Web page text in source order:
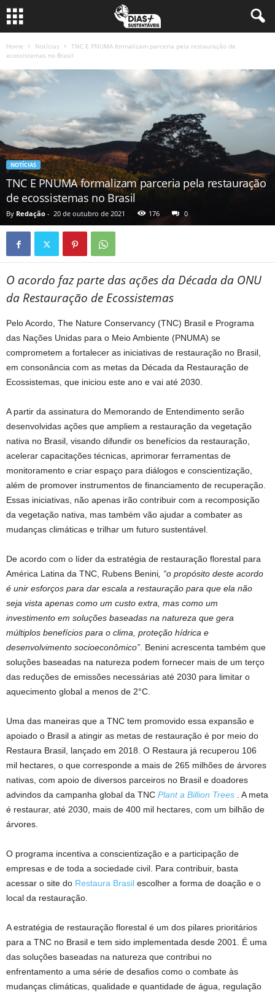
Home Notícias
TNC E PNUMA formalizam parceria pela restauração de
ecossistemas no Brasil
NOTÍCIAS
TNC E PNUMA formalizam parceria pela restauração
de ecossistemas no Brasil
By Redação - 20 de outubro de 2021 176 0
O acordo faz parte das ações da Década da ONU
da Restauração de Ecossistemas
Pelo Acordo, The Nature Conservancy (TNC) Brasil e Programa
das Nações Unidas para o Meio Ambiente (PNUMA) se
comprometem a fortalecer as iniciativas de restauração no Brasil,
em consonância com as metas da Década da Restauração de
Ecossistemas, que iniciou este ano e vai até 2030.
A partir da assinatura do Memorando de Entendimento serão
desenvolvidas ações que ampliem a restauração da vegetação
nativa no Brasil, visando difundir os benefícios da restauração,
acelerar capacitações técnicas, aprimorar ferramentas de
monitoramento e criar espaço para diálogos e conscientização,
além de promover instrumentos de financiamento de recuperação.
Essas iniciativas, não apenas irão contribuir com a recomposição
da vegetação nativa, mas também vão ajudar a combater as
mudanças climáticas e trilhar um futuro sustentável.
De acordo com o líder da estratégia de restauração florestal para
América Latina da TNC, Rubens Benini, “o propósito deste acordo
é unir esforços para dar escala a restauração para que ela não
seja vista apenas como um custo extra, mas como um
investimento em soluções baseadas na natureza que gera
múltiplos benefícios para o clima, proteção hídrica e
desenvolvimento socioeconômico”. Benini acrescenta também que
soluções baseadas na natureza podem fornecer mais de um terço
das reduções de emissões necessárias até 2030 para limitar o
aquecimento global a menos de 2°C.
Uma das maneiras que a TNC tem promovido essa expansão e
apoiado o Brasil a atingir as metas de restauração é por meio do
Restaura Brasil, lançado em 2018. O Restaura já recuperou 106
mil hectares, o que corresponde a mais de 265 milhões de árvores
nativas, com apoio de diversos parceiros no Brasil e doadores
advindos da campanha global da TNC Plant a Billion Trees . A meta
é restaurar, até 2030, mais de 400 mil hectares, com um bilhão de
árvores.
O programa incentiva a conscientização e a participação de
empresas e de toda a sociedade civil. Para contribuir, basta
acessar o site do Restaura Brasil escolher a forma de doação e o
local da restauração.
A estratégia de restauração florestal é um dos pilares prioritários
para a TNC no Brasil e tem sido implementada desde 2001. É uma
das soluções baseadas na natureza que contribui no
enfrentamento a uma série de desafios como o combate às
mudanças climáticas, qualidade e quantidade de água, regulação